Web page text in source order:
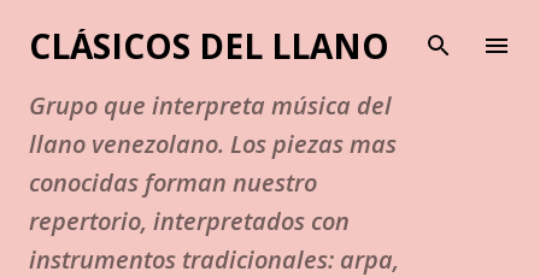
Ir al contenido principal
CLÁSICOS DEL LLANO
Grupo que interpreta música del
llano venezolano. Los piezas mas
conocidas forman nuestro
repertorio, interpretados con
instrumentos tradicionales: arpa,